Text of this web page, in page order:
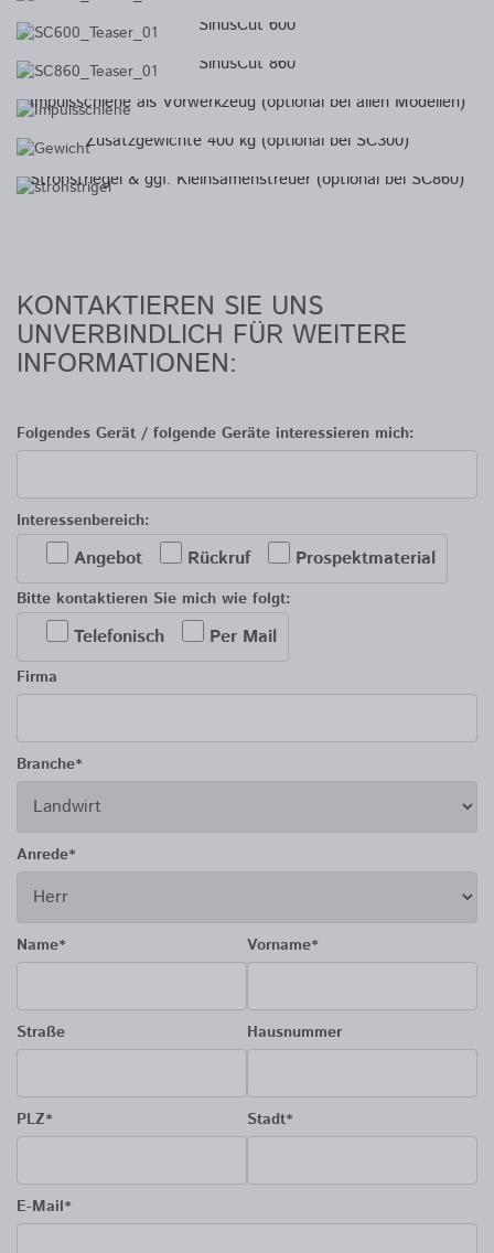
SinusCut 600
SinusCut 860
Impulsschiene als Vorwerkzeug (optional bei allen Modellen)
Zusatzgewichte 400 kg (optional bei SC300)
Strohstriegel & ggf. Kleinsamenstreuer (optional bei SC860)
KONTAKTIEREN SIE UNS
UNVERBINDLICH FÜR WEITERE
INFORMATIONEN:
Folgendes Gerät / folgende Geräte interessieren mich:
Interessenbereich:
Angebot Rückruf Prospektmaterial
Bitte kontaktieren Sie mich wie folgt:
Telefonisch Per Mail
Firma
Branche*
Anrede*
Name* Vorname*
Straße Hausnummer
PLZ* Stadt*
E-Mail*